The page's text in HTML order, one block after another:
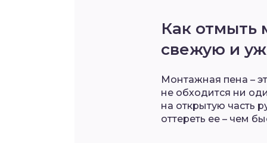
Как отмыть
свежую и
Монтажная пена –
не обходится ни
на открытую часть
оттереть ее – чем